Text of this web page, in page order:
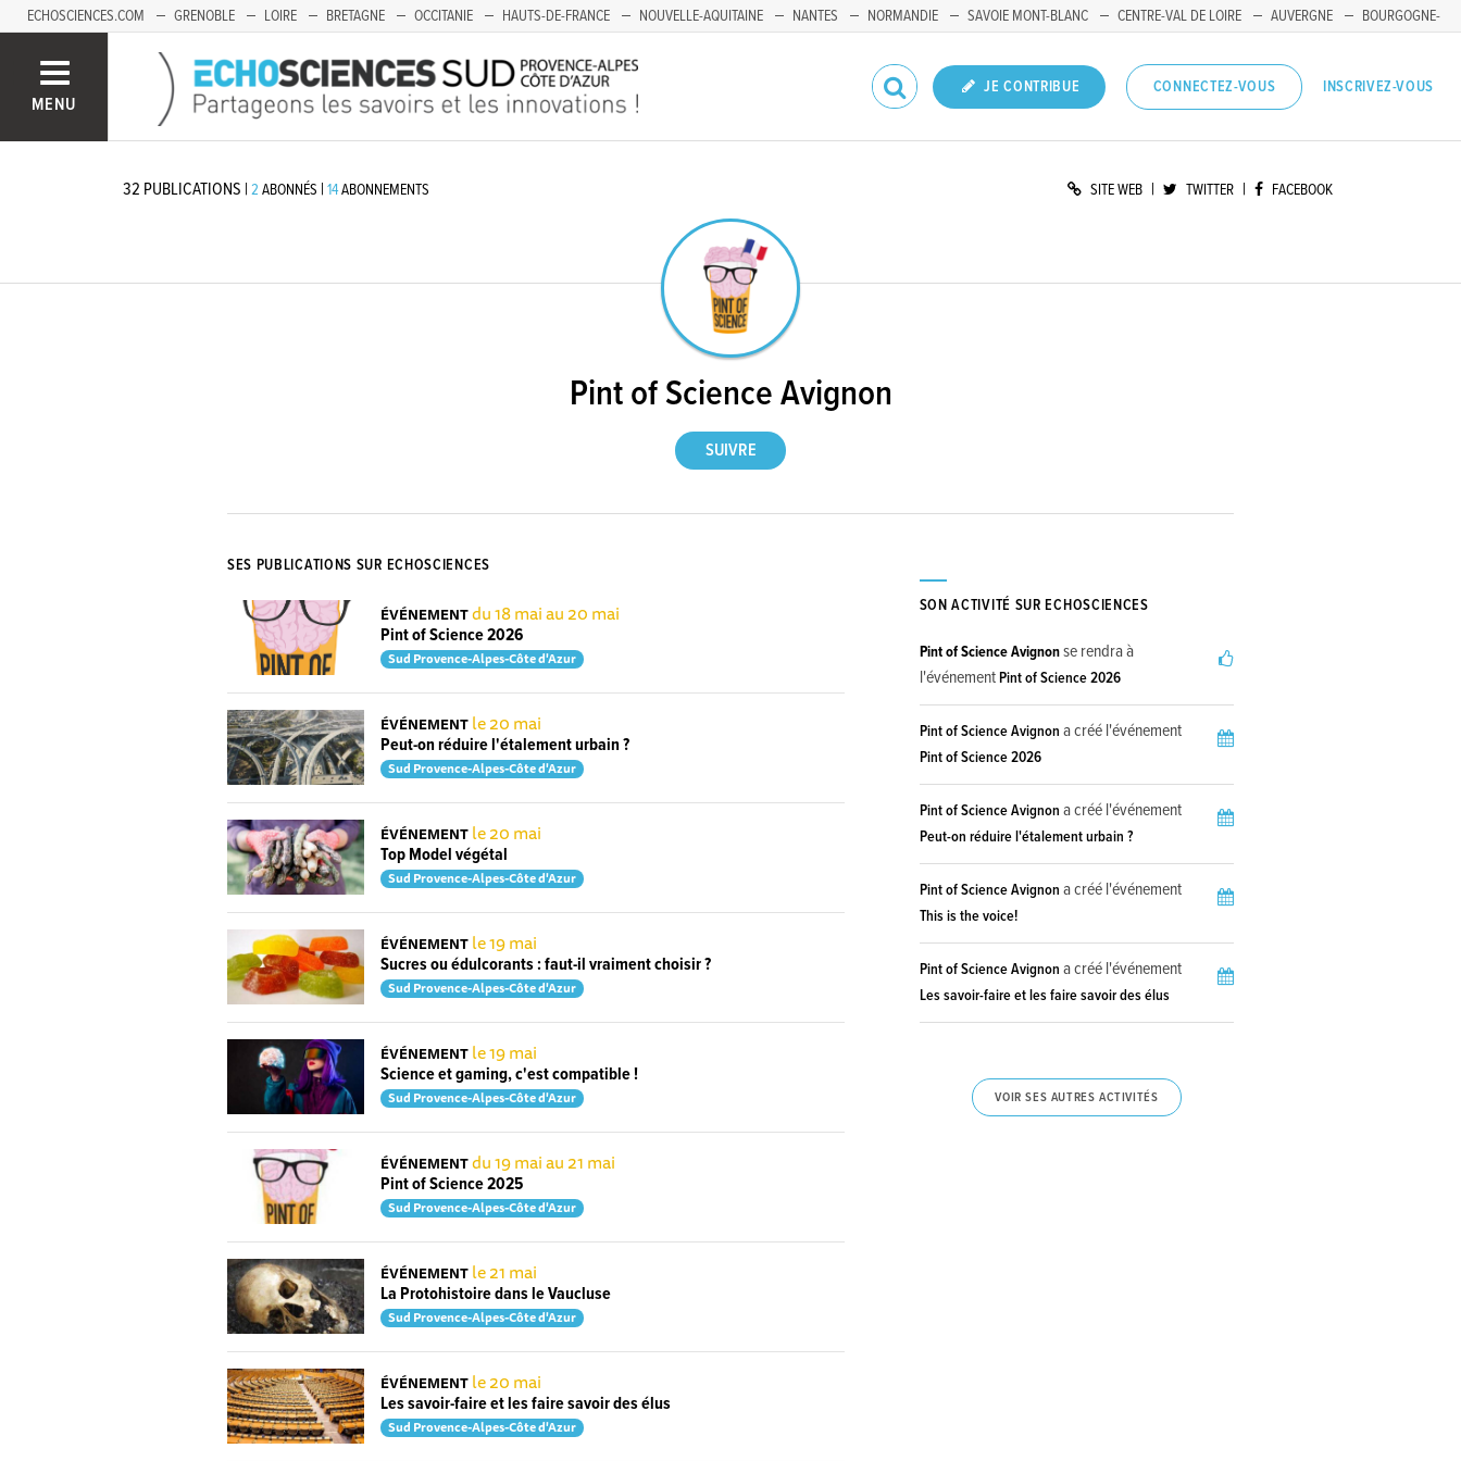
ECHOSCIENCES.COM GRENOBLE LOIRE BRETAGNE OCCITANIE HAUTS-DE-FRANCE NOUVELLE-AQUITAINE NANTES NORMANDIE SAVOIE MONT-BLANC CENTRE-VAL DE LOIRE AUVERGNE
BOURGOGNE-
MENU
JE CONTRIBUE CONNECTEZ-VOUS INSCRIVEZ-VOUS
SITE WEB | TWITTER | FACEBOOK
32 PUBLICATIONS |2 ABONNÉS |14ABONNEMENTS
Pint of Science Avignon
SES PUBLICATIONS SUR ECHOSCIENCES
ÉVÉNEMENTdu 18 mai au 20 mai
Pint of Science 2026
Sud Provence-Alpes-Côte d'Azur
ÉVÉNEMENT le 20 mai
Peut-on réduire l'étalement urbain ?
Sud Provence-Alpes-Côte d'Azur
ÉVÉNEMENT le 20 mai
Top Model végétal
Sud Provence-Alpes-Côte d'Azur
ÉVÉNEMENT le 19 mai
Sucres ou édulcorants : faut-il vraiment choisir ?
Sud Provence-Alpes-Côte d'Azur
ÉVÉNEMENT le 19 mai
Science et gaming, c'est compatible !
Sud Provence-Alpes-Côte d'Azur
ÉVÉNEMENTdu 19 mai au 21 mai
Pint of Science 2025
Sud Provence-Alpes-Côte d'Azur
ÉVÉNEMENT le 21 mai
La Protohistoire dans le Vaucluse
Sud Provence-Alpes-Côte d'Azur
ÉVÉNEMENT le 20 mai
Les savoir-faire et les faire savoir des élus
Sud Provence-Alpes-Côte d'Azur
SON ACTIVITÉ SUR ECHOSCIENCES
Pint of Science Avignonse rendra à
l'événementPint of Science 2026
Pint of Science Avignon a créé l'événement
Pint of Science 2026
Pint of Science Avignon a créé l'événement
Peut-on réduire l'étalement urbain ?
Pint of Science Avignon a créé l'événement
This is the voice!
Pint of Science Avignon a créé l'événement
Les savoir-faire et les faire savoir des élus
VOIR SES AUTRES ACTIVITÉS